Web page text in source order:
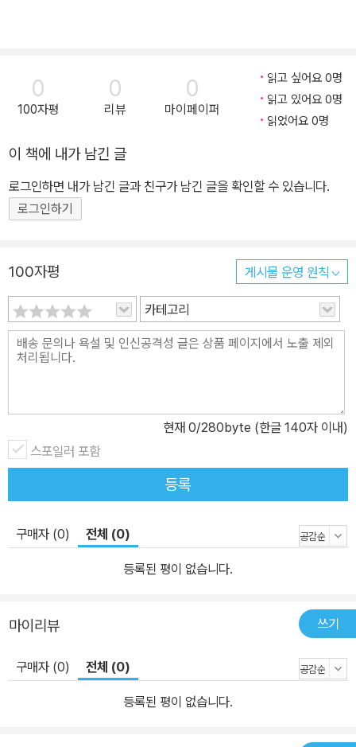
0
100자평
0
리뷰
0
마이페이퍼
읽고 싶어요 0명
읽고 있어요 0명
읽었어요 0명
이 책에 내가 남긴 글
로그인하면 내가 남긴 글과 친구가 남긴 글을 확인할 수 있습니다.
로그인하기
100자평 게시물 운영 원칙
카테고리
현재 0/280byte (한글 140자 이내)
스포일러 포함
등록
구매자 (0) 전체 (0)
등록된 평이 없습니다.
마이리뷰 쓰기
구매자 (0) 전체 (0)
등록된 평이 없습니다.